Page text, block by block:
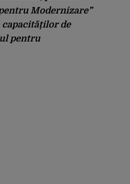
Modernizare”
de
pentru